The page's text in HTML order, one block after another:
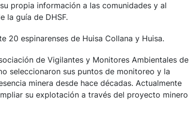
propia información a las comunidades y al
la guía de DHSF.
20 espinarenses de Huisa Collana y Huisa.
de Vigilantes y Monitores Ambientales de
seleccionaron sus puntos de monitoreo y la
minera desde hace décadas. Actualmente
su explotación a través del proyecto minero